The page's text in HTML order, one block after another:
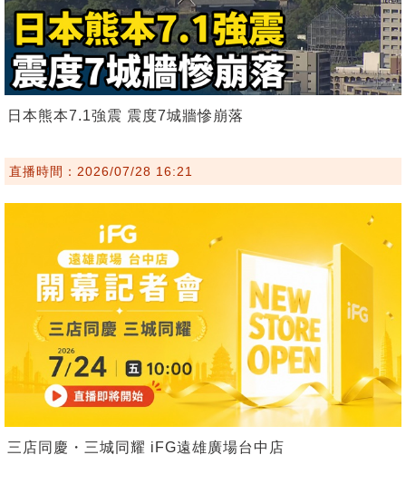
日本熊本7.1強震 震度7城牆慘崩落
直播時間：2026/07/28 16:21
三店同慶・三城同耀 iFG遠雄廣場台中店